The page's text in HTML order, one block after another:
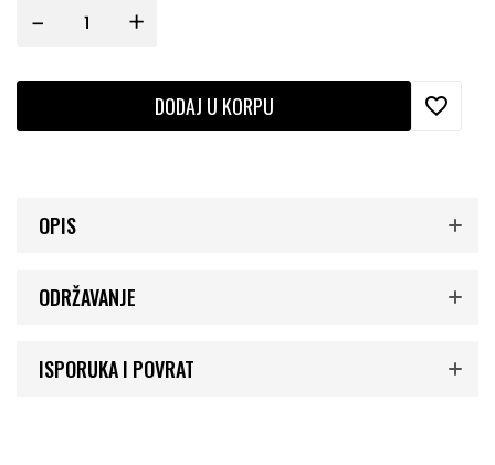
- +
DODAJ U KORPU
OPIS
ODRŽAVANJE
ISPORUKA I POVRAT